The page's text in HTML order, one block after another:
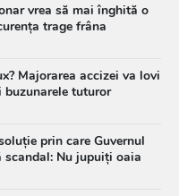
vrea să mai înghită o
trage frâna
Majorarea accizei va lovi
tuturor
prin care Guvernul
Nu jupuiți oaia